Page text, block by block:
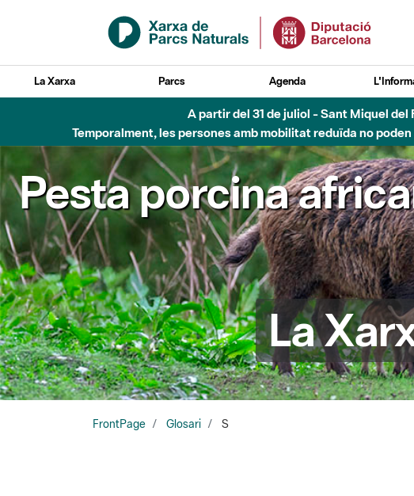
Salta al contingut principal
La Xarxa Parcs Agenda
A partir del 31 de juliol - Sant Miquel
Temporalment, les persones amb mobilitat reduïda no
Pesta porcina
La
FrontPage Glosari S